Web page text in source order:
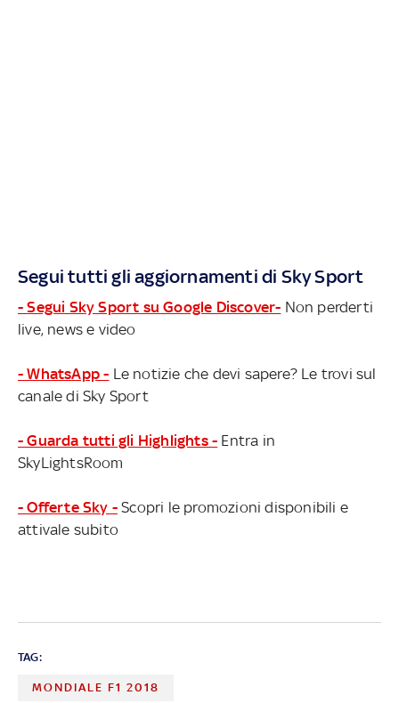
Segui tutti gli aggiornamenti di Sky Sport
- Segui Sky Sport su Google Discover- Non perderti
live, news e video
- WhatsApp - Le notizie che devi sapere? Le trovi sul
canale di Sky Sport
- Guarda tutti gli Highlights - Entra in
SkyLightsRoom
- Offerte Sky - Scopri le promozioni disponibili e
attivale subito
TAG:
MONDIALE F1 2018